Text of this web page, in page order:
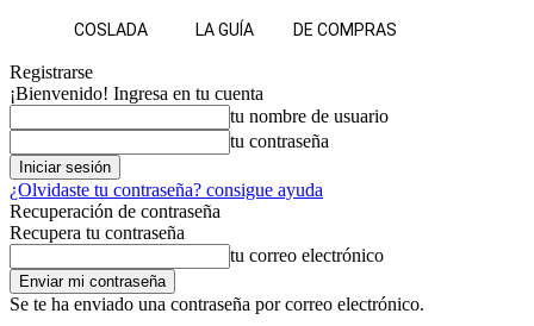
COSLADA LA GUÍA DE COMPRAS
Registrarse
¡Bienvenido! Ingresa en tu cuenta
tu nombre de usuario
tu contraseña
¿Olvidaste tu contraseña? consigue ayuda
Recuperación de contraseña
Recupera tu contraseña
tu correo electrónico
Se te ha enviado una contraseña por correo electrónico.